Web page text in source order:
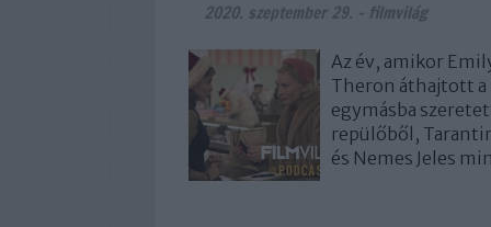
2020. szeptember 29. - filmvilág
Az év, amikor
Theron áthajtott a
egymásba
repülőből,
és Nemes Jeles